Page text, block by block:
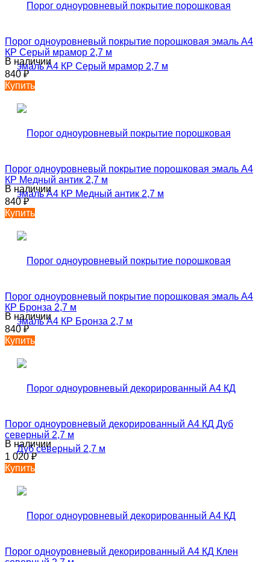
Порог одноуровневый покрытие порошковая эмаль А4
КР Серый мрамор 2,7 м
В наличии
840₽
Купить
Порог одноуровневый покрытие порошковая эмаль А4
КР Медный антик 2,7 м
В наличии
840₽
Купить
Порог одноуровневый покрытие порошковая эмаль А4
КР Бронза 2,7 м
В наличии
840₽
Купить
Порог одноуровневый декорированный А4 КД Дуб
северный 2,7 м
В наличии
1 020₽
Купить
Порог одноуровневый декорированный А4 КД Клен